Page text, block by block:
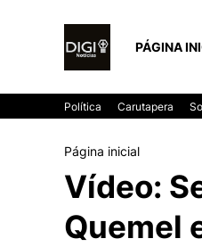
PÁGINA
Política Carutapera
Página inicial
Vídeo:
Quemel